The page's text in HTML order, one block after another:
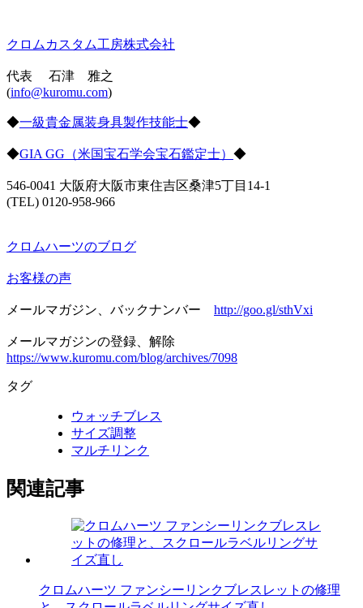
クロムカスタム工房株式会社
代表 石津 雅之
(info@kuromu.com)
◆一級貴金属装身具製作技能士◆
◆GIA GG（米国宝石学会宝石鑑定士） ◆
546-0041 大阪府大阪市東住吉区桑津5丁目14-1
(TEL) 0120-958-966
クロムハーツのブログ
お客様の声
メールマガジン、バックナンバー http://goo.gl/sthVxi
メールマガジンの登録、解除
https://www.kuromu.com/blog/archives/7098
タグ
ウォッチブレス
サイズ調整
マルチリンク
関連記事
クロムハーツ ファンシーリンクブレスレットの修理